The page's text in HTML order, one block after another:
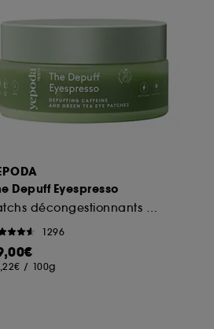
Depuff Eyespresso
Patchs décongestionnants à la caféine et au thé vert
1296
/ 100g